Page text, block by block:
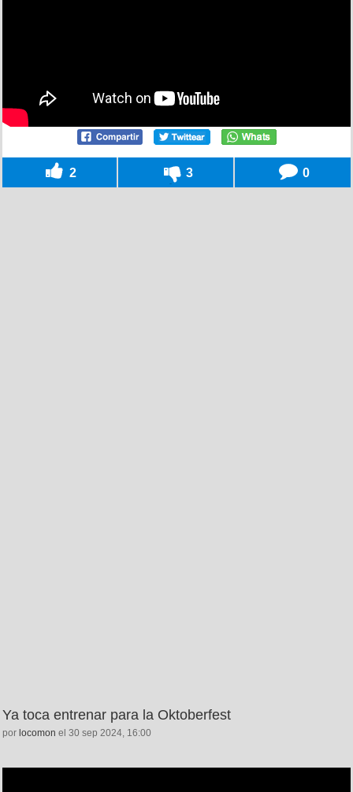
2 3 0
Ya toca entrenar para la Oktoberfest
por locomon el 30 sep 2024, 16:00